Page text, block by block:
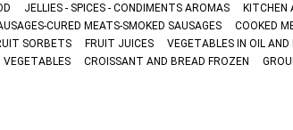
JELLIES - SPICES - CONDIMENTS AROMAS KITCHEN
CURED MEATS-SMOKED SAUSAGES COOKED
SORBETS FRUIT JUICES VEGETABLES IN OIL AND
VEGETABLES CROISSANT AND BREAD FROZEN